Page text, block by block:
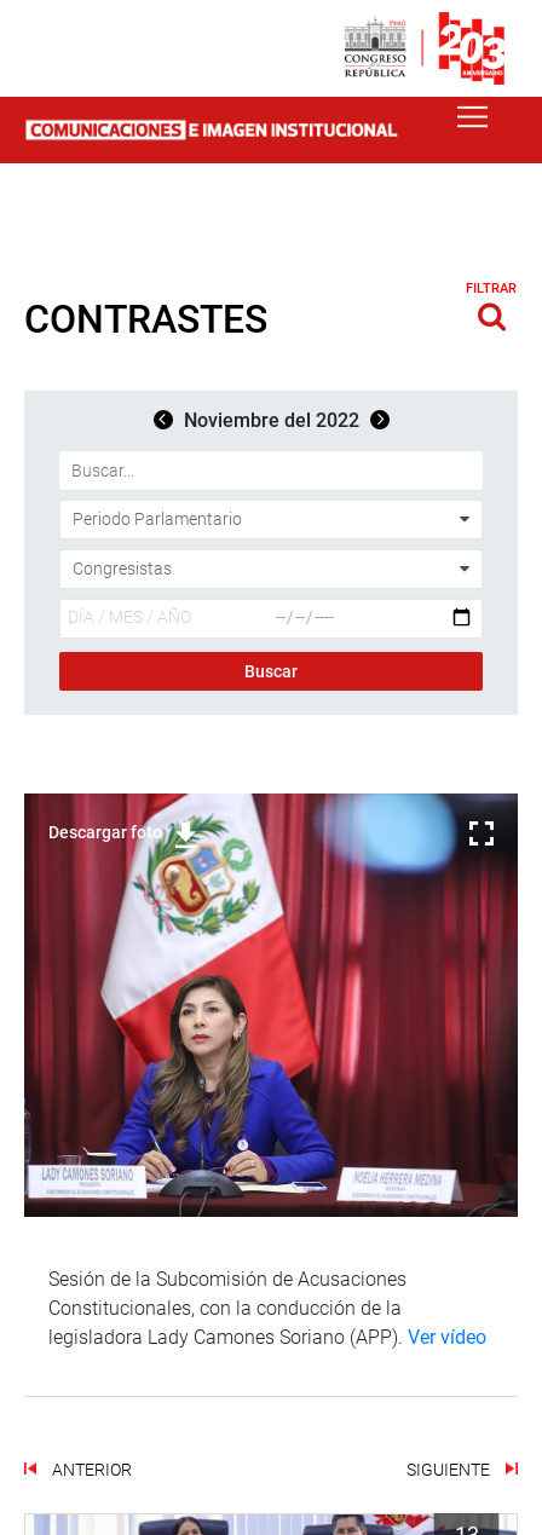
CONTRASTES
FILTRAR
Noviembre del 2022
Descargar foto
Sesión de la Subcomisión de Acusaciones
Constitucionales, con la conducción de la
legisladora Lady Camones Soriano (APP). Ver vídeo
ANTERIOR SIGUIENTE